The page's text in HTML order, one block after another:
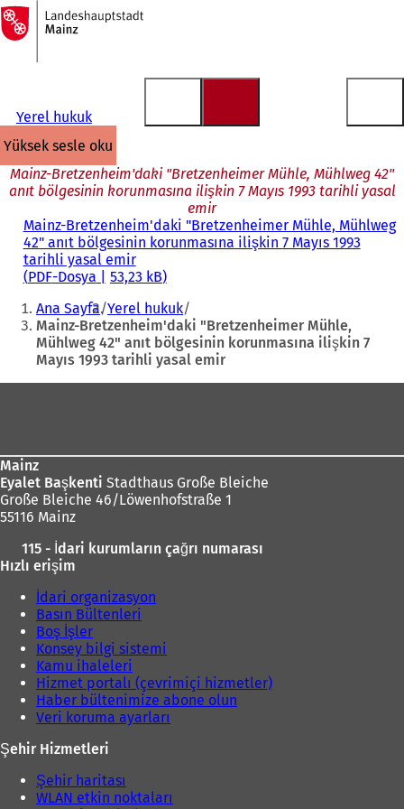
İçeriğe atla
Ana
sayfaya
Yerel hukuk
yüksek sesle oku
Mainz-Bretzenheim'daki "Bretzenheimer Mühle, Mühlweg 42"
anıt bölgesinin korunmasına ilişkin 7 Mayıs 1993 tarihli yasal
emir
Mainz-Bretzenheim'daki "Bretzenheimer Mühle, Mühlweg
42" anıt bölgesinin korunmasına ilişkin 7 Mayıs 1993
tarihli yasal emir
PDF-Dosya 53,23 kB
Buradasınız:
Ana Sayfa Yerel hukuk
Mainz-Bretzenheim'daki "Bretzenheimer Mühle,
Mühlweg 42" anıt bölgesinin korunmasına ilişkin 7
Mayıs 1993 tarihli yasal emir
Mainz
Eyalet Başkenti Stadthaus Große Bleiche
Große Bleiche 46/Löwenhofstraße 1
55116 Mainz
115 - İdari kurumların çağrı numarası
Hızlı erişim
İdari organizasyon
Basın Bültenleri
Boş İşler
Konsey bilgi sistemi
Kamu ihaleleri
Hizmet portalı (çevrimiçi hizmetler)
Haber bültenimize abone olun
Veri koruma ayarları
Şehir Hizmetleri
Şehir haritası
WLAN etkin noktaları